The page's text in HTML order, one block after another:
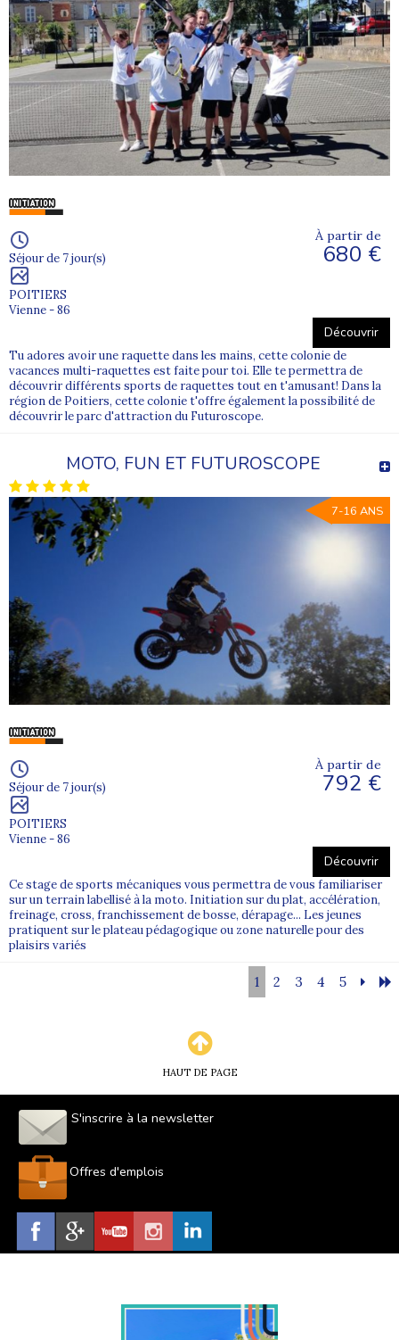
Séjour de 7 jour(s)
POITIERS
Vienne - 86
À partir de
680 €
Découvrir
Tu adores avoir une raquette dans les mains, cette colonie de
vacances multi-raquettes est faite pour toi. Elle te permettra de
découvrir différents sports de raquettes tout en t'amusant! Dans la
région de Poitiers, cette colonie t'offre également la possibilité de
découvrir le parc d'attraction du Futuroscope.
MOTO, FUN ET FUTUROSCOPE
7-16 ANS
Séjour de 7 jour(s)
POITIERS
Vienne - 86
À partir de
792 €
Découvrir
Ce stage de sports mécaniques vous permettra de vous familiariser
sur un terrain labellisé à la moto. Initiation sur du plat, accélération,
freinage, cross, franchissement de bosse, dérapage... Les jeunes
pratiquent sur le plateau pédagogique ou zone naturelle pour des
plaisirs variés
1 2 3 4 5
HAUT DE PAGE
S'inscrire à la newsletter
Offres d'emplois